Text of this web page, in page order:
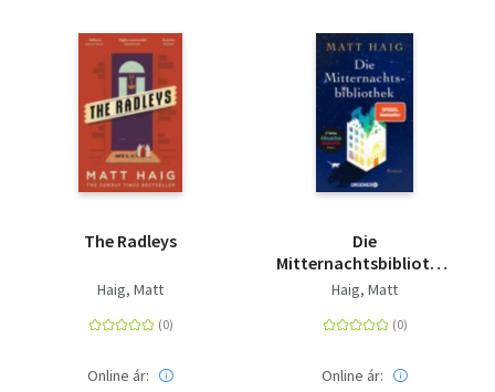
The Radleys
Haig, Matt
Online ár:
Die
Mitternachtsbibliothek
- Roman | Der Nr.1
Der SPIEGEL Bestseller
Haig, Matt
Online ár: